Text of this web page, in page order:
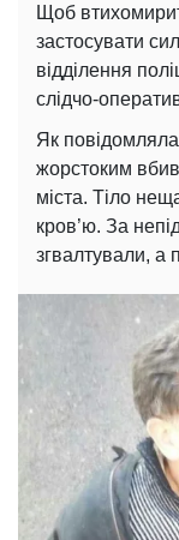
Щоб
застосувати
відділення
слідчо-
Як повідомляла
жорстоким
міста. Тіло
кров’ю. За
згвалтували, а